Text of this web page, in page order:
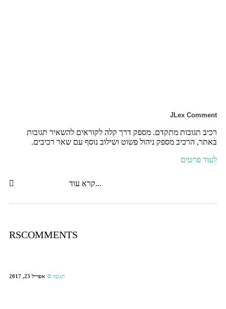
JLex Comment
רכיב תגובות מתקדם. מספק דרך קלה לקוראים להשאיר תגובות
באתר, הרכיב מספק ניהול פשוט ושילוב נוסף עם שאר רכיבים.
לעוד פרטים
קרא עוד...
RSCOMMENTS
אפריל 23, 2017 0 תגובה